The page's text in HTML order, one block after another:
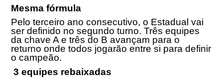
Mesma fórmula
Pelo terceiro ano consecutivo, o Estadual vai
ser definido no segundo turno. Três equipes
da chave A e três do B avançam para o
returno onde todos jogarão entre si para definir
o campeão.
3 equipes rebaixadas